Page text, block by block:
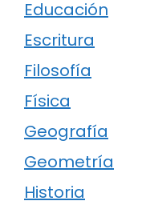
Educación
Escritura
Filosofía
Física
Geografía
Geometría
Historia